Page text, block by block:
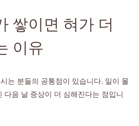
쌓이면 혀가 더
이유
는 분들의 공통점이 있습니다. 일이 몰
다음 날 증상이 더 심해진다는 점입니